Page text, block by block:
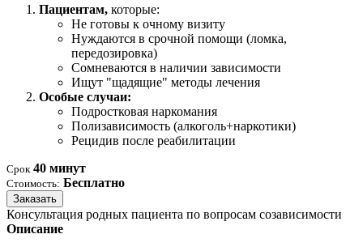
Пациентам, которые:
Не готовы к очному визиту
Нуждаются в срочной помощи (ломка,
передозировка)
Сомневаются в наличии зависимости
Ищут "щадящие" методы лечения
Особые случаи:
Подростковая наркомания
Полизависимость (алкоголь+наркотики)
Рецидив после реабилитации
Срок 40 минут
Стоимость: Бесплатно
Заказать
Консультация родных пациента по вопросам созависимости
Описание